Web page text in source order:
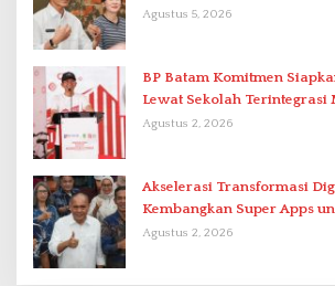
Agustus 5, 2026
BP Batam Komitmen
Lewat Sekolah Terintegrasi
Agustus 2, 2026
Akselerasi Transformasi
Kembangkan Super Apps
Terpadu
Agustus 2, 2026